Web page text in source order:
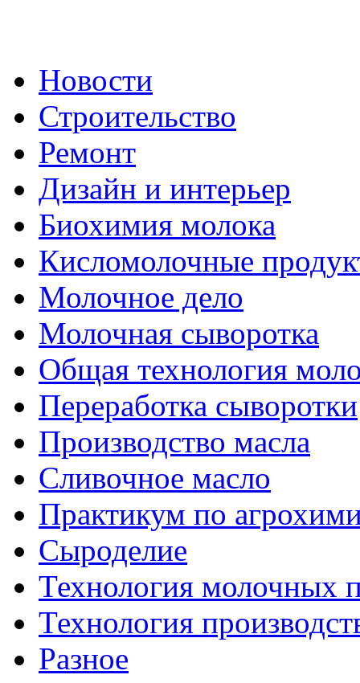
Новости
Строительство
Ремонт
Дизайн и интерьер
Биохимия молока
Кисломолочные
Молочное дело
Молочная сыворотка
Общая технология
Переработка сыворотки
Производство масла
Сливочное масло
Практикум по
Сыроделие
Технология молочных
Технология
Разное